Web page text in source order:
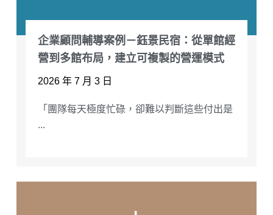
企業顧問輔導案例－鈺景民宿：從單館經
營到多館布局，建立可複製的營運模式
2026 年 7 月 3 日
「團隊每天極度忙碌，卻難以判斷這些付出是
...